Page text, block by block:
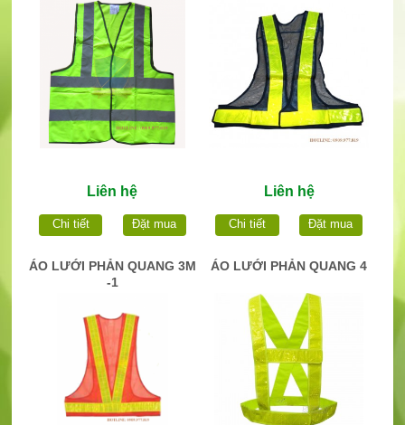
Liên hệ
Chi tiết Đặt mua
Liên hệ
Chi tiết Đặt mua
ÁO LƯỚI PHẢN QUANG 3M
-1
ÁO LƯỚI PHẢN QUANG 4